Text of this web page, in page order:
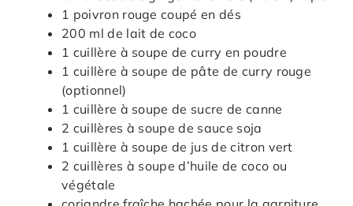
1 poivron rouge coupé en dés
200 ml de lait de coco
1 cuillère à soupe de curry en poudre
1 cuillère à soupe de pâte de curry rouge
(optionnel)
1 cuillère à soupe de sucre de canne
2 cuillères à soupe de sauce soja
1 cuillère à soupe de jus de citron vert
2 cuillères à soupe d’huile de coco ou
végétale